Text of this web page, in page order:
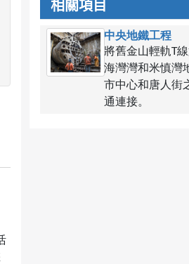
相關項目
中央地鐵工程
將舊金山輕軌T
海灣灣和米慎灣
市中心和唐人街
通連接。